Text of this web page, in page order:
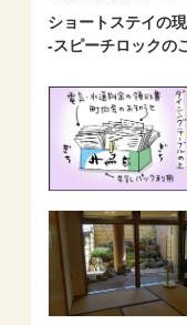
ショートステイの
-スピーチロックの